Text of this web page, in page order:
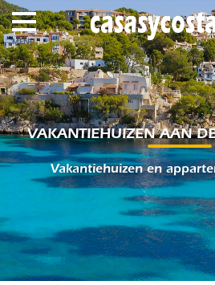
VAKANTIEHUIZEN AAN
Vakantiehuizen en